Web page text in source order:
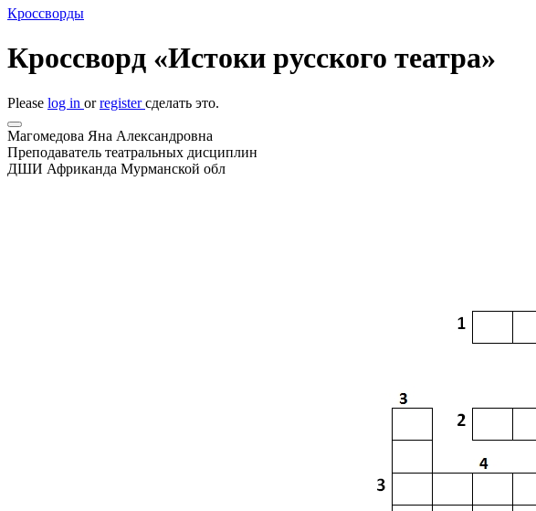
Кроссворды
Кроссворд «Истоки русского театра»
Please log in orregisterсделать это.
Магомедова Яна Александровна
Преподаватель театральных дисциплин
ДШИ Африканда Мурманской обл